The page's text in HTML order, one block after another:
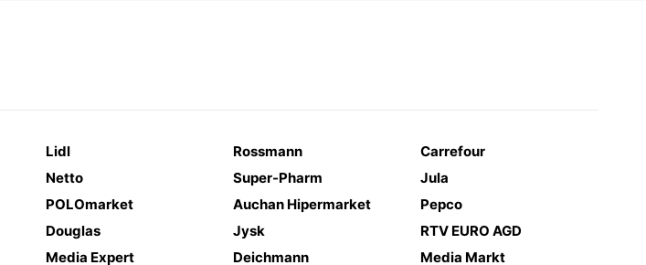
Lidl Rossmann
Carrefour
Netto Super-Pharm
Jula
POLOmarket Auchan Hipermarket
Pepco
Douglas Jysk
RTV EURO AGD
Media Expert Deichmann Media Markt